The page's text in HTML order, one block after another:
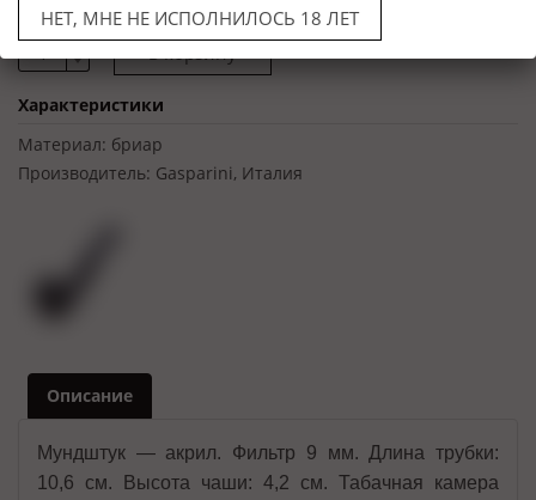
Характеристики
Материал: бриар
Производитель: Gasparini, Италия
Описание
Мундштук — акрил. Фильтр 9 мм. Длина трубки:
10,6 см. Высота чаши: 4,2 см. Табачная камера
НЕТ, МНЕ НЕ ИСПОЛНИЛОСЬ 18 ЛЕТ